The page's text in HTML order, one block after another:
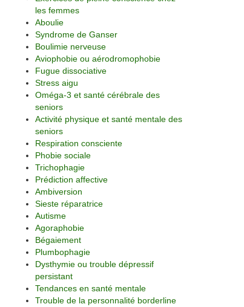
les femmes
Aboulie
Syndrome de Ganser
Boulimie nerveuse
Aviophobie ou aérodromophobie
Fugue dissociative
Stress aigu
Oméga-3 et santé cérébrale des
seniors
Activité physique et santé mentale des
seniors
Respiration consciente
Phobie sociale
Trichophagie
Prédiction affective
Ambiversion
Sieste réparatrice
Autisme
Agoraphobie
Bégaiement
Plumbophagie
Dysthymie ou trouble dépressif
persistant
Tendances en santé mentale
Trouble de la personnalité borderline